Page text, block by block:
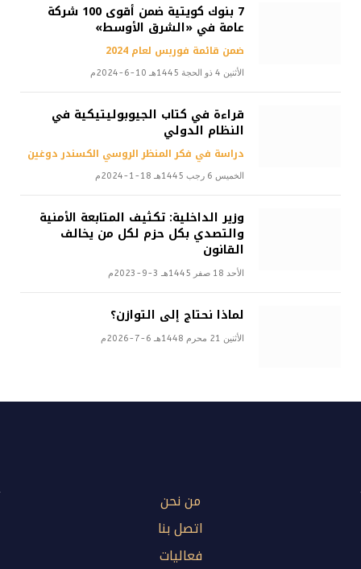
7 بنوك كويتية ضمن أقوى 100 شركة
عامة في «الشرق الأوسط»
ضمن قائمة فوربس لعام 2024
الأثنين 4 ذو الحجة 1445هـ 10-6-2024م
قراءة في كتاب الجيوبوليتيكية في
النظام الدولي
دراسة في فكر المنظر الروسي الكسندر دوغين
الخميس 6 رجب 1445هـ 18-1-2024م
وزير الداخلية: تكثيف المتابعة الأمنية
والتصدي بكل حزم لكل من يخالف
القانون
الأحد 18 صفر 1445هـ 3-9-2023م
لماذا نحتاج إلى التوازن؟
الأثنين 21 محرم 1448هـ 6-7-2026م
من نحن
اتصل بنا
فعاليات